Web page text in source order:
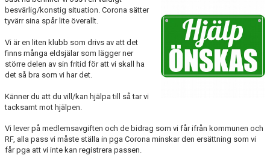
TRÄNINGSTIDER
SHOP
DOKUMENT
TAEKWON-DO
besvärlig/konstig situation. Corona sätter
tyvärr sina spår lite överallt.
Vi är en liten klubb som drivs av att det
finns många eldsjälar som lägger ner
större delen av sin fritid för att vi skall ha
det så bra som vi har det.
Känner du att du vill/kan hjälpa till så tar vi
tacksamt mot hjälpen.
Vi lever på medlemsavgiften och de bidrag som vi får ifrån kommunen och
RF, alla pass vi måste ställa in pga Corona minskar den ersättning som vi
får pga att vi inte kan registrera passen.